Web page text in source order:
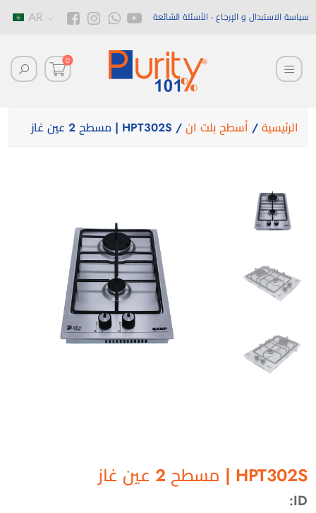
AR سياسة الاستبدال و الإرجاع الأسئلة الشائعة
0
الرئيسية / أسطح بلت ان / HPT302S | مسطح 2 عين غاز
HPT302S | مسطح 2 عين غاز
ID:
أنا ذكي مساعدك الرقمي